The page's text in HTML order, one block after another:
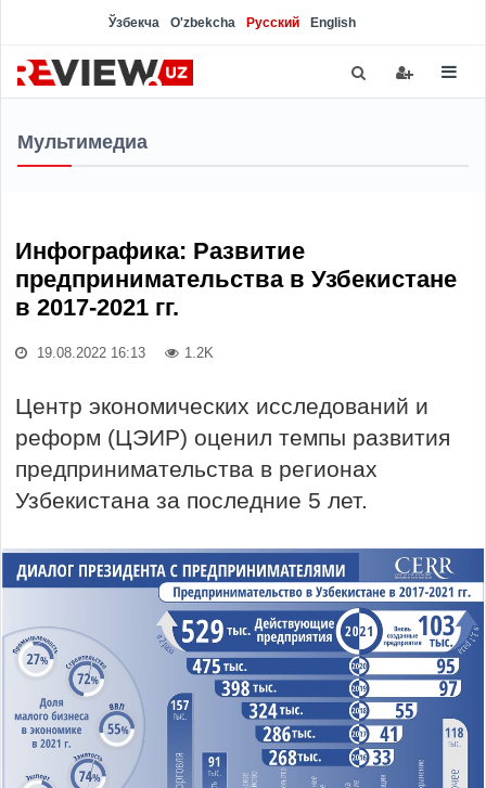
Ўзбекча O'zbekcha Русский English
Мультимедиа
Инфографика: Развитие
предпринимательства в Узбекистане
в 2017-2021 гг.
19.08.2022 16:13 1.2K
Центр экономических исследований и
реформ (ЦЭИР) оценил темпы развития
предпринимательства в регионах
Узбекистана за последние 5 лет.